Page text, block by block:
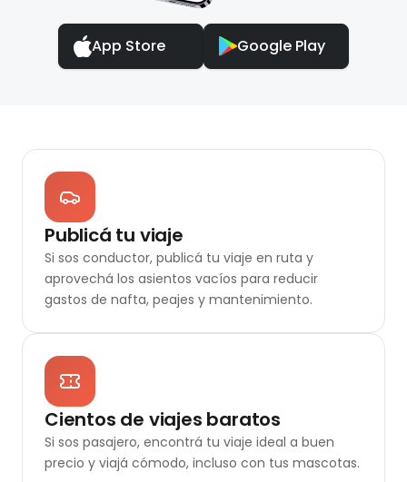
App Store Google Play
Publicá tu viaje
Si sos conductor, publicá tu viaje en ruta y
aprovechá los asientos vacíos para reducir
gastos de nafta, peajes y mantenimiento.
Cientos de viajes baratos
Si sos pasajero, encontrá tu viaje ideal a buen
precio y viajá cómodo, incluso con tus mascotas.